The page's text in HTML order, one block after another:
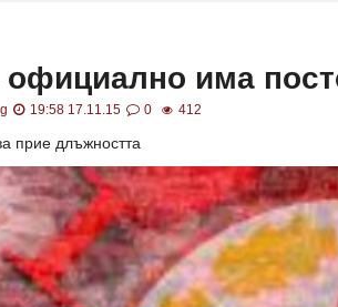
има
19:58 17.11.15 0 412
прие длъжността